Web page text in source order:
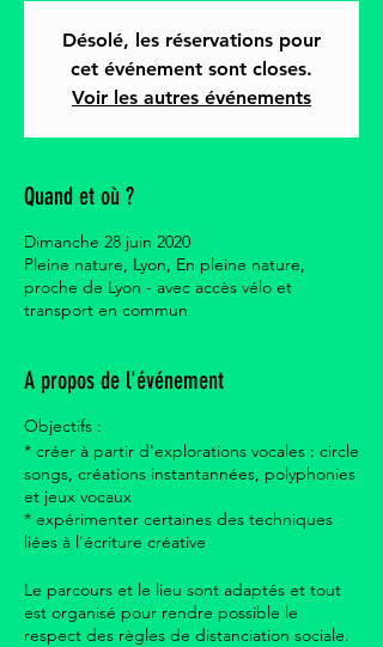
Désolé, les réservations pour
cet événement sont closes.
Voir les autres événements
Quand et où ?
Dimanche 28 juin 2020
Pleine nature, Lyon, En pleine nature,
proche de Lyon - avec accès vélo et
transport en commun
A propos de l'événement
Objectifs :
* créer à partir d'explorations vocales : circle
songs, créations instantannées, polyphonies
et jeux vocaux
* expérimenter certaines des techniques
liées à l'écriture créative
Le parcours et le lieu sont adaptés et tout
est organisé pour rendre possible le
respect des règles de distanciation sociale.